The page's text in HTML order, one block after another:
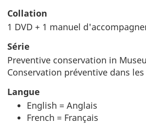
Collation
1 DVD + 1 manuel
Série
Preventive conservation in
Conservation préventive dans
Langue
English = Anglais
French = Français